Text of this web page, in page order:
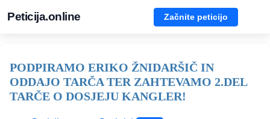
Peticija.online Začnite peticijo
PODPIRAMO ERIKO ŽNIDARŠIČ IN
ODDAJO TARČA TER ZAHTEVAMO 2.DEL
TARČE O DOSJEJU KANGLER!